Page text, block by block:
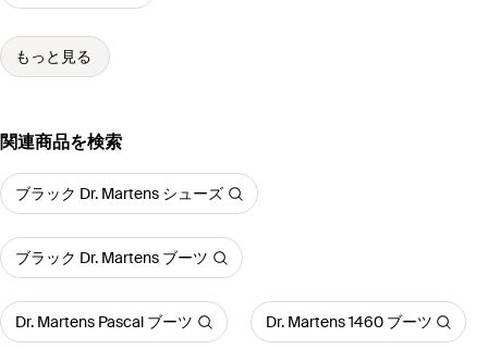
もっと見る
関連商品を検索
ブラック Dr. Martens シューズ
ブラック Dr. Martens ブーツ
Dr. Martens Pascal ブーツ Dr. Martens 1460 ブーツ